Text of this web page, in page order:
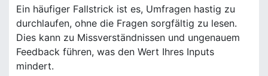
Ein häufiger Fallstrick ist es, Umfragen hastig zu
durchlaufen, ohne die Fragen sorgfältig zu lesen.
Dies kann zu Missverständnissen und ungenauem
Feedback führen, was den Wert Ihres Inputs
mindert.